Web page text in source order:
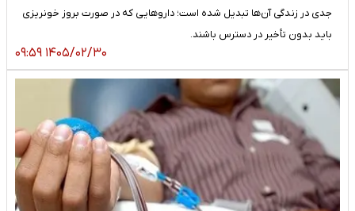
جدی در زندگی آن‌ها تبدیل شده است؛ داروهایی که در صورت بروز خونریزی
باید بدون تأخیر در دسترس باشند.
۱۴۰۵/۰۲/۳۰ ۰۹:۵۹